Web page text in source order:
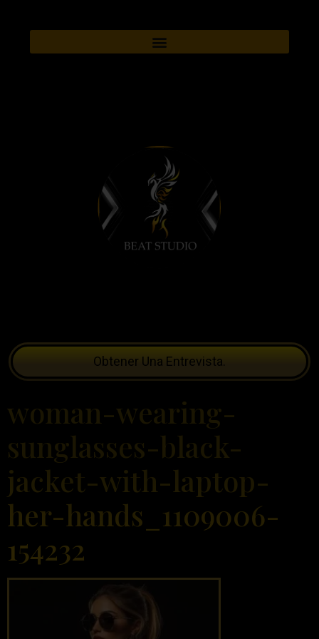
Obtener Una Entrevista.
woman-wearing-
sunglasses-black-
jacket-with-laptop-
her-hands_1109006-
154232